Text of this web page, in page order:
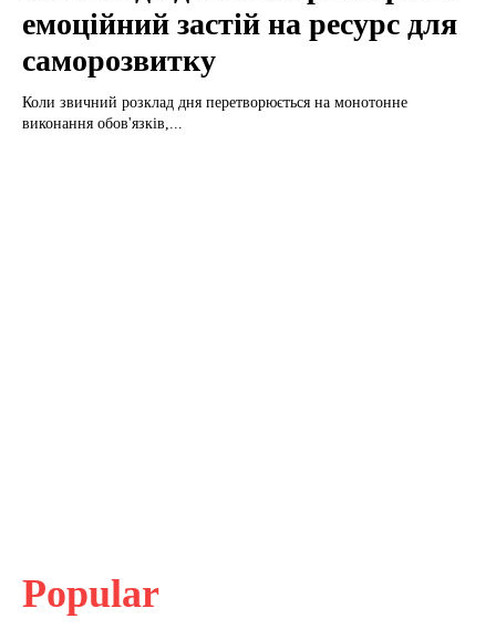
емоційний застій на ресурс для
саморозвитку
Коли звичний розклад дня перетворюється на монотонне
виконання обов'язків,...
Popular